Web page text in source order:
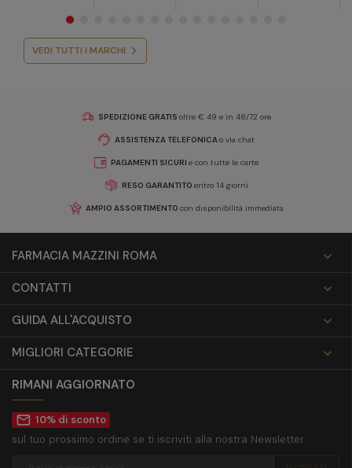
VEDI TUTTI I MARCHI
SPEDIZIONE GRATIS oltre € 49 e in 48/72 ore
ASSISTENZA TELEFONICAo via chat
PAGAMENTI SICURI e con tutte le carte
RESO GARANTITO entro 14 giorni
AMPIO ASSORTIMENTO con disponibilità immediata
FARMACIA MAZZINI ROMA

CONTATTI

GUIDA ALL'ACQUISTO

MIGLIORI CATEGORIE

RIMANI AGGIORNATO
mail_outline 10% di sconto
sul tuo prossimo ordine se ti iscriviti alla nostra Newsletter.